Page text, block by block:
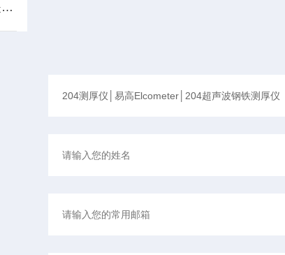
克列茨漏电开关测试仪是电气安全防线的精准校验标尺